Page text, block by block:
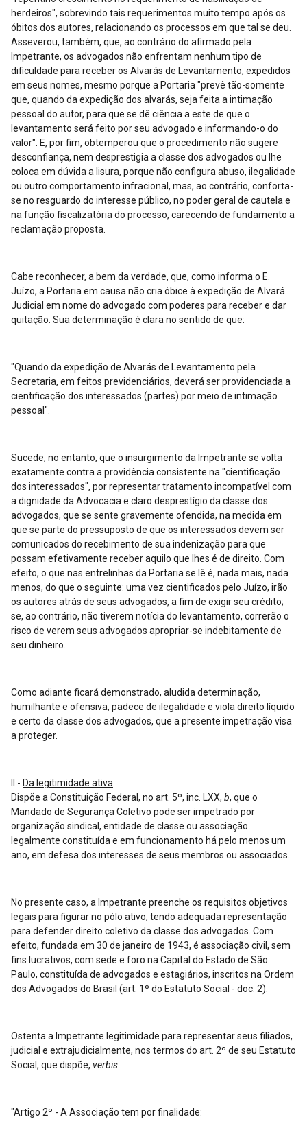
herdeiros", sobrevindo tais requerimentos muito tempo após os
óbitos dos autores, relacionando os processos em que tal se deu.
Asseverou, também, que, ao contrário do afirmado pela
Impetrante, os advogados não enfrentam nenhum tipo de
dificuldade para receber os Alvarás de Levantamento, expedidos
em seus nomes, mesmo porque a Portaria "prevê tão-somente
que, quando da expedição dos alvarás, seja feita a intimação
pessoal do autor, para que se dê ciência a este de que o
levantamento será feito por seu advogado e informando-o do
valor". E, por fim, obtemperou que o procedimento não sugere
desconfiança, nem desprestigia a classe dos advogados ou lhe
coloca em dúvida a lisura, porque não configura abuso, ilegalidade
ou outro comportamento infracional, mas, ao contrário, conforta-
se no resguardo do interesse público, no poder geral de cautela e
na função fiscalizatória do processo, carecendo de fundamento a
reclamação proposta.
Cabe reconhecer, a bem da verdade, que, como informa o E.
Juízo, a Portaria em causa não cria óbice à expedição de Alvará
Judicial em nome do advogado com poderes para receber e dar
quitação. Sua determinação é clara no sentido de que:
"Quando da expedição de Alvarás de Levantamento pela
Secretaria, em feitos previdenciários, deverá ser providenciada a
cientificação dos interessados (partes) por meio de intimação
pessoal".
Sucede, no entanto, que o insurgimento da Impetrante se volta
exatamente contra a providência consistente na "cientificação
dos interessados", por representar tratamento incompatível com
a dignidade da Advocacia e claro desprestígio da classe dos
advogados, que se sente gravemente ofendida, na medida em
que se parte do pressuposto de que os interessados devem ser
comunicados do recebimento de sua indenização para que
possam efetivamente receber aquilo que lhes é de direito. Com
efeito, o que nas entrelinhas da Portaria se lê é, nada mais, nada
menos, do que o seguinte: uma vez cientificados pelo Juízo, irão
os autores atrás de seus advogados, a fim de exigir seu crédito;
se, ao contrário, não tiverem notícia do levantamento, correrão o
risco de verem seus advogados apropriar-se indebitamente de
seu dinheiro.
Como adiante ficará demonstrado, aludida determinação,
humilhante e ofensiva, padece de ilegalidade e viola direito líqüido
e certo da classe dos advogados, que a presente impetração visa
a proteger.
II - Da legitimidade ativa
Dispõe a Constituição Federal, no art. 5º, inc. LXX, b, que o
Mandado de Segurança Coletivo pode ser impetrado por
organização sindical, entidade de classe ou associação
legalmente constituída e em funcionamento há pelo menos um
ano, em defesa dos interesses de seus membros ou associados.
No presente caso, a Impetrante preenche os requisitos objetivos
legais para figurar no pólo ativo, tendo adequada representação
para defender direito coletivo da classe dos advogados. Com
efeito, fundada em 30 de janeiro de 1943, é associação civil, sem
fins lucrativos, com sede e foro na Capital do Estado de São
Paulo, constituída de advogados e estagiários, inscritos na Ordem
dos Advogados do Brasil (art. 1º do Estatuto Social - doc. 2).
Ostenta a Impetrante legitimidade para representar seus filiados,
judicial e extrajudicialmente, nos termos do art. 2º de seu Estatuto
Social, que dispõe, verbis:
"Artigo 2º - A Associação tem por finalidade: